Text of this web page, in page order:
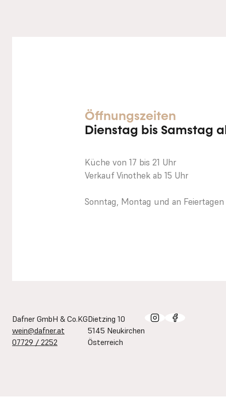
Öffnungszeiten
Dienstag bis Samstag
Küche von 17 bis 21 Uhr
Verkauf Vinothek ab 15 Uhr
Sonntag, Montag und an
Dafner GmbH & Co.KG
wein@dafner.at
07729 / 2252
Dietzing 10
5145 Neukirchen
Österreich